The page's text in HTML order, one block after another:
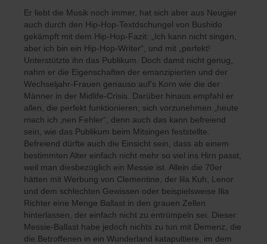
Er liebt die Musik noch immer, hat sich aber aus Neugier
auch durch den Hip-Hop-Textdschungel von Bushido
gekämpft mit dem Hip-Hop-Fazit: „Ich kann nicht singen,
aber ich bin ein Hip-Hop-Writer“, und mit „perfekt!
Unterstützte ihn das Publikum. Doch damit nicht genug,
nahm er die Eigenschaften der emanzipierten und der
Wechseljahr-Frauen genauso auf’s Korn wie die der
Männer in der Midlife-Crisis. Darüber hinaus empfahl er
allen, die perfekt funktionieren, sich vorzunehmen „heute
mach ich ‚nen Fehler“, denn auch das kann befreiend
sein, wie das Publikum beim Mitsingen feststellte.
Befreiend dürfte auch die Einsicht sein, dass ab einem
bestimmten Alter einfach nicht mehr so viel ins Hirn passt,
weil man diesbezüglich ein Messie ist. Allein die 70er
hätten mit Werbung von Clementine, der lila Kuh, Lenor
und dem schlechten Gewissen oder beispielsweise Ilia
Richter eine Menge Ballast in den grauen Zellen
hinterlassen, der einfach nicht zu entrümpeln sei. Dieser
Messie-Ballast habe jedoch nichts zu tun mit Demenz, die
die Betroffenen in ein Wunderland katapultiere, im dem